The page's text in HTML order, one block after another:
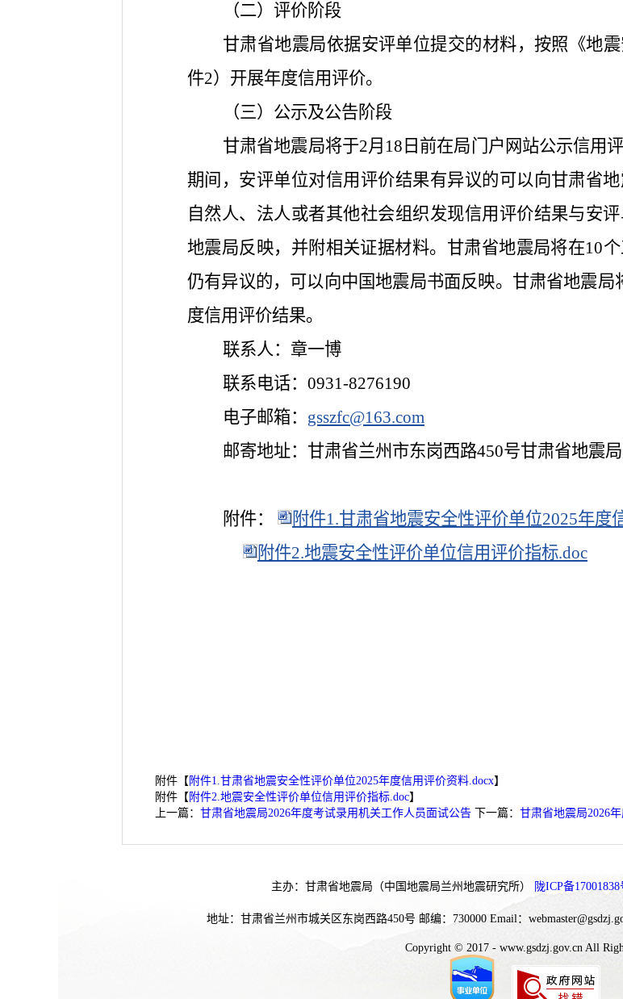
（二）评价阶段
甘肃省地震局依据安评单位提交的材料，按照《地
件2）开展年度信用评价。
（三）公示及公告阶段
甘肃省地震局将于2月18日前在局门户网站公示信用
期间，安评单位对信用评价结果有异议的可以向甘肃省
自然人、法人或者其他社会组织发现信用评价结果与安
地震局反映，并附相关证据材料。甘肃省地震局将在10
仍有异议的，可以向中国地震局书面反映。甘肃省地震
度信用评价结果。
联系人：章一博
联系电话：0931-8276190
电子邮箱： gsszfc@163.com
邮寄地址：甘肃省兰州市东岗西路450号甘肃省地震
附件：
附件1.甘肃省地震安全性评价单位2025年度
附件2.地震安全性评价单位信用评价指标.doc
附件【 附件1.甘肃省地震安全性评价单位2025年度信用评价资料.docx】
附件【 附件2.地震安全性评价单位信用评价指标.doc】
上一篇： 甘肃省地震局2026年度考试录用机关工作人员面试公告 下一篇： 甘肃省地震局2026
主办：甘肃省地震局（中国地震局兰州地震研究所） 陇ICP备17001838
地址：甘肃省兰州市城关区东岗西路450号 邮编：730000 Email：
Copyright © 2017 - www.gsdzj.gov.cn All